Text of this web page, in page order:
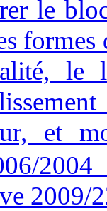
le
le
et
2009/